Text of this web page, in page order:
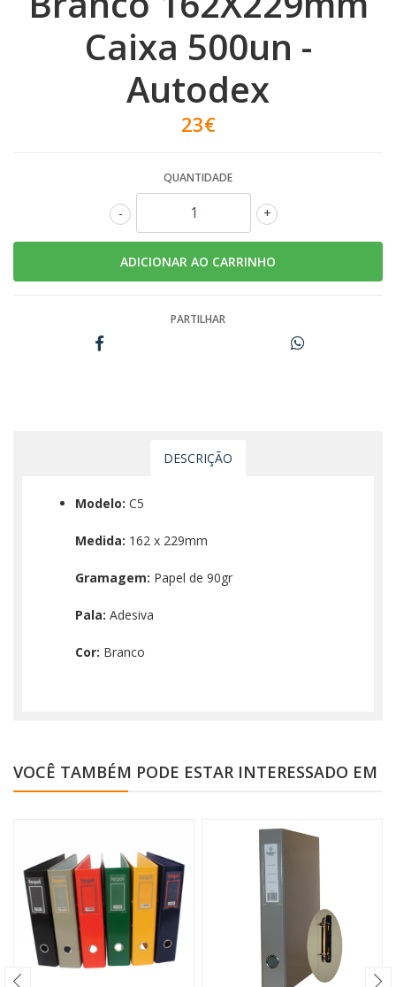
Caixa 500un -
Autodex
23€
QUANTIDADE
+
-
PARTILHAR
DESCRIÇÃO
Modelo: C5
Medida: 162 x 229mm
Gramagem: Papel de 90gr
Pala: Adesiva
Cor: Branco
VOCÊ TAMBÉM PODE ESTAR INTERESSADO EM